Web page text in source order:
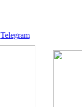
Telegram